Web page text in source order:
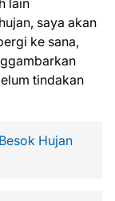
lain
saya akan
ke sana,
tindakan
Hujan